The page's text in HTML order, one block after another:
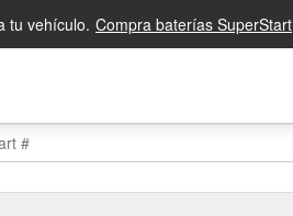
tu vehículo. Compra baterías SuperStart